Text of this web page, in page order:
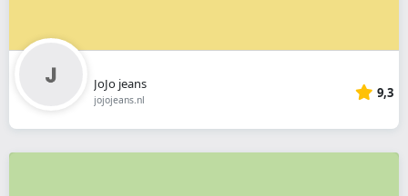
JoJo jeans
jojojeans.nl 9,3